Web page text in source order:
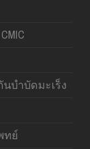
บำบัดมะเร็ง
ทย์